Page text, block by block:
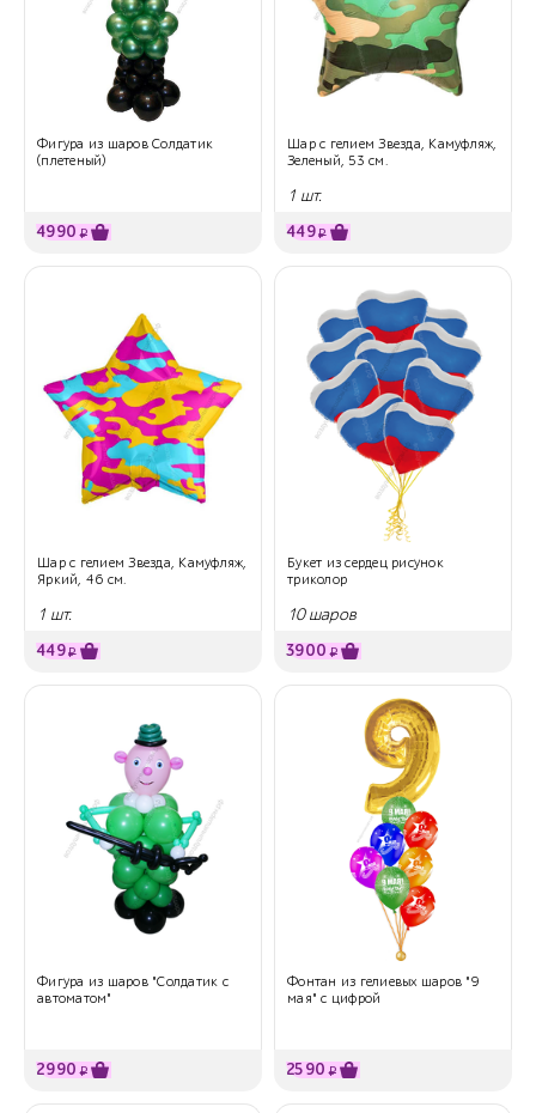
Фигура из шаров Солдатик
(плетеный)
4990 ₽
Шар с гелием Звезда, Камуфляж,
Зеленый, 53 см.
1 шт.
449₽
Шар с гелием Звезда, Камуфляж,
Яркий, 46 см.
1 шт.
449₽
Букет из сердец рисунок
триколор
10 шаров
3900 ₽
Фигура из шаров "Солдатик с
автоматом"
2990 ₽
Фонтан из гелиевых шаров "9
мая" с цифрой
2590 ₽